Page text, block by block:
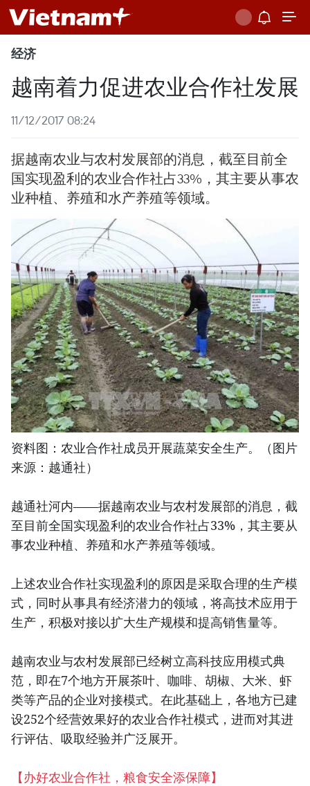
经济
越南着力促进农业合作社发展
11/12/2017 08:24
据越南农业与农村发展部的消息，截至目前全
国实现盈利的农业合作社占33%，其主要从事农
业种植、养殖和水产养殖等领域。
资料图：农业合作社成员开展蔬菜安全生产。（图片
来源：越通社）
越通社河内——据越南农业与农村发展部的消息，截
至目前全国实现盈利的农业合作社占33%，其主要从
事农业种植、养殖和水产养殖等领域。
上述农业合作社实现盈利的原因是采取合理的生产模
式，同时从事具有经济潜力的领域，将高技术应用于
生产，积极对接以扩大生产规模和提高销售量等。
越南农业与农村发展部已经树立高科技应用模式典
范，即在7个地方开展茶叶、咖啡、胡椒、大米、虾
类等产品的企业对接模式。在此基础上，各地方已建
设252个经营效果好的农业合作社模式，进而对其进
行评估、吸取经验并广泛展开。
【办好农业合作社，粮食安全添保障】